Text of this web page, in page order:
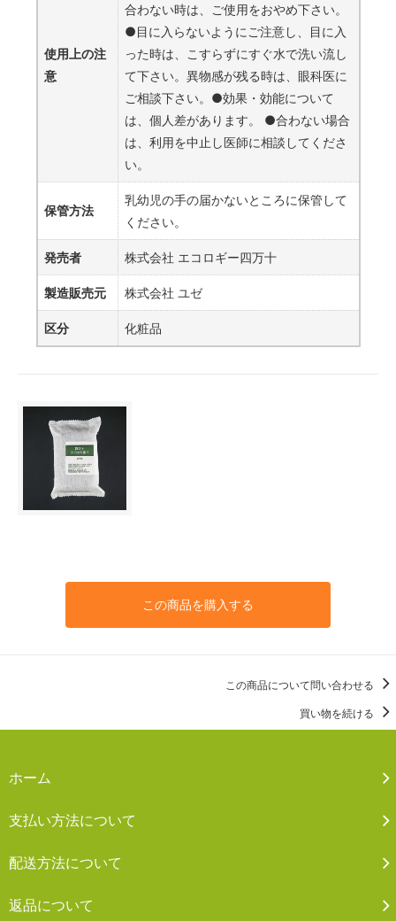
使用上の注
意
合わない時は、ご使用をおやめ下さい。
●目に入らないようにご注意し、目に入
った時は、こすらずにすぐ水で洗い流し
て下さい。異物感が残る時は、眼科医に
ご相談下さい。●効果・効能について
は、個人差があります。 ●合わない場合
は、利用を中止し医師に相談してくださ
い。
保管方法
乳幼児の手の届かないところに保管して
ください。
発売者 株式会社 エコロギー四万十
製造販売元 株式会社 ユゼ
区分 化粧品
この商品を購入する
この商品について問い合わせる
買い物を続ける
ホーム
支払い方法について
配送方法について
返品について